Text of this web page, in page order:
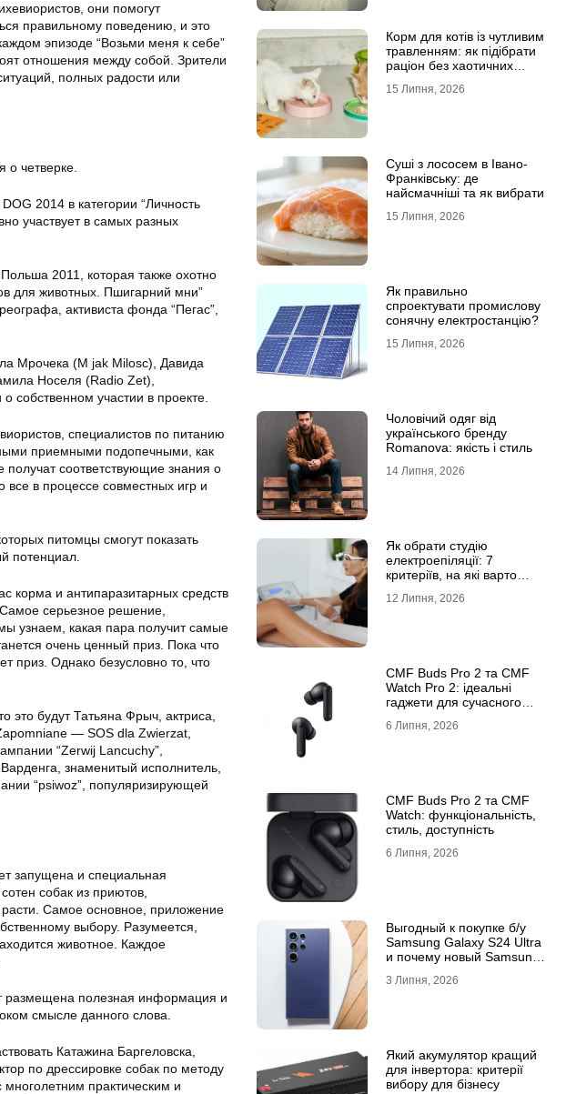
они помогут
правильному поведению, и это
эпизоде “Возьми меня к себе”
отношения между собой. Зрители
полных радости или
о четверке.
2014 в категории “Личность
участвует в самых разных
2011, которая также охотно
для животных. Пшигарний мни”
активиста фонда “Пегас”,
Мрочека (M jak Milosc), Давида
Носеля (Radio Zet),
собственном участии в проекте.
специалистов по питанию
приемными подопечными, как
соответствующие знания о
все в процессе совместных игр и
питомцы смогут показать
потенциал.
корма и антипаразитарных средств
серьезное решение,
узнаем, какая пара получит самые
очень ценный приз. Пока что
приз. Однако безусловно то, что
это будут Татьяна Фрыч, актриса,
— SOS dla Zwierzat,
“Zerwij Lancuchy”,
знаменитый исполнитель,
“psiwoz”, популяризирующей
запущена и специальная
собак из приютов,
Самое основное, приложение
выбору. Разумеется,
животное. Каждое
размещена полезная информация и
смысле данного слова.
Катажина Баргеловска,
по дрессировке собак по методу
практическим и
Корм для котів із чутливим
травленням: як підібрати
раціон без хаотичних
15 Липня, 2026
Суші з лососем в Івано-
Франківську: де
найсмачніші та як вибрати
15 Липня, 2026
Як правильно
спроектувати промислову
сонячну електростанцію?
15 Липня, 2026
Чоловічий одяг від
українського бренду
Romanova: якість і стиль
14 Липня, 2026
Як обрати студію
електроепіляції: 7
критеріїв, на які варто
12 Липня, 2026
CMF Buds Pro 2 та CMF
Watch Pro 2: ідеальні
гаджети для сучасного
6 Липня, 2026
CMF Buds Pro 2 та CMF
Watch: функціональність,
стиль, доступність
6 Липня, 2026
Выгодный к покупке б/у
Samsung Galaxy S24 Ultra
и почему новый Samsung
лучшим
3 Липня, 2026
Який акумулятор кращий
для інвертора: критерії
вибору для бізнесу